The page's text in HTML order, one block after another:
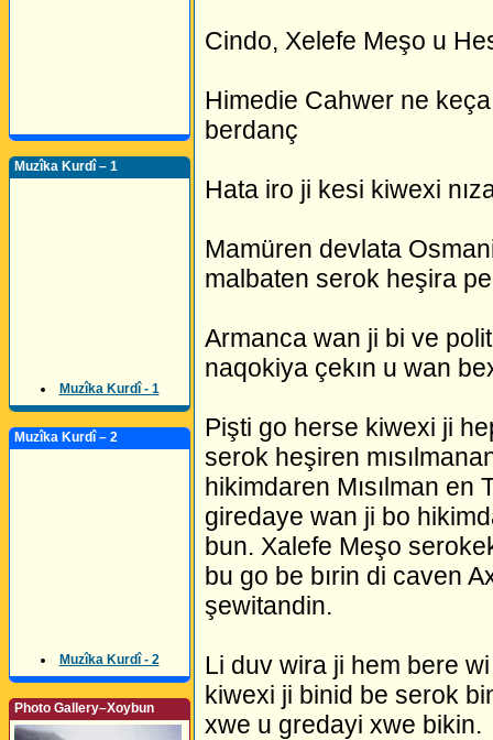
Muzîka Kurdî – 1
Muzîka Kurdî - 1
Muzîka Kurdî – 2
Muzîka Kurdî - 2
Photo Gallery–Xoybun
Cindo, Xelefe Meşo u
Himedie Cahwer ne
berdanç
Hata iro ji kesi kiwexi
Mamüren devlata
malbaten serok heşira
Armanca wan ji bi ve
naqokiya çekın u wan
Pişti go herse kiwexi ji
serok heşiren
hikimdaren Mısılman en
giredaye wan ji bo
bun. Xalefe Meşo
bu go be bırin di caven
şewitandin.
Li duv wira ji hem bere
kiwexi ji binid be serok
xwe u gredayi xwe bikin.